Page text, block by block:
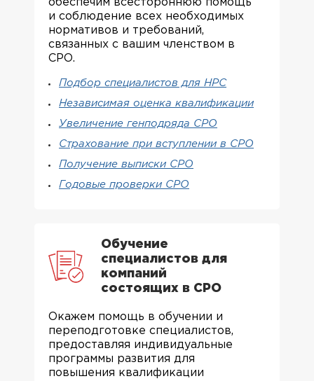
обеспечим всестороннюю помощь
и соблюдение всех необходимых
нормативов и требований,
связанных с вашим членством в
СРО.
Подбор специалистов для НРС
Независимая оценка квалификации
Увеличение генподряда СРО
Страхование при вступлении в СРО
Получение выписки СРО
Годовые проверки СРО
Обучение
специалистов для
компаний
состоящих в СРО
Окажем помощь в обучении и
переподготовке специалистов,
предоставляя индивидуальные
программы развития для
повышения квалификации